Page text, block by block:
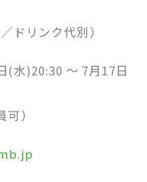
ドリンク代別）
(水)20:30 ～ 7月17日
）